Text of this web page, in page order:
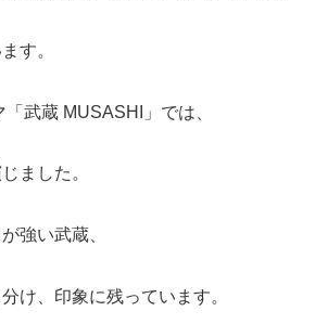
す。
武蔵 MUSASHI」では、
ました。
強い武蔵、
け、印象に残っています。